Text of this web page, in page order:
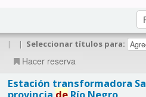
| | Seleccionar títulos para:
Hacer reserva
Estación transformadora